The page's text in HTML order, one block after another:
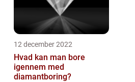
12 december 2022
Hvad kan man bore
igennem med
diamantboring?